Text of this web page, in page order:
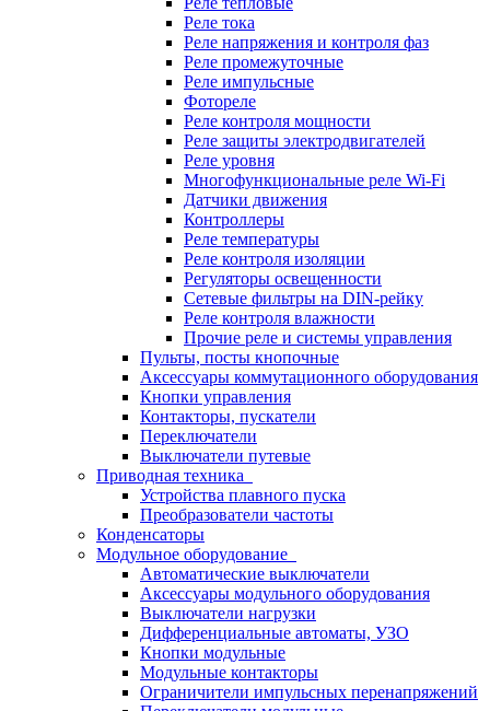
Реле тока
Реле напряжения и контроля фаз
Реле промежуточные
Реле импульсные
Фотореле
Реле контроля мощности
Реле защиты электродвигателей
Реле уровня
Многофункциональные реле Wi-Fi
Датчики движения
Контроллеры
Реле температуры
Реле контроля изоляции
Регуляторы освещенности
Сетевые фильтры на DIN-рейку
Реле контроля влажности
Прочие реле и системы управления
Пульты, посты кнопочные
Аксессуары коммутационного оборудования
Кнопки управления
Контакторы, пускатели
Переключатели
Выключатели путевые
Приводная техника
Устройства плавного пуска
Преобразователи частоты
Конденсаторы
Модульное оборудование
Автоматические выключатели
Аксессуары модульного оборудования
Выключатели нагрузки
Дифференциальные автоматы, УЗО
Кнопки модульные
Модульные контакторы
Ограничители импульсных перенапряжений